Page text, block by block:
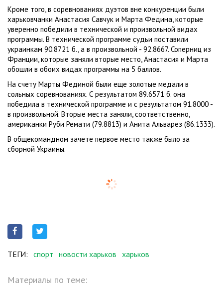
Кроме того, в соревнованиях дуэтов вне конкуренции были
харьковчанки Анастасия Савчук и Марта Федина, которые
уверенно победили в технической и произвольной видах
программы. В технической программе судьи поставили
украинкам 90.8721 б., а в произвольной - 92.8667. Соперниц из
Франции, которые заняли вторые место, Анастасия и Марта
обошли в обоих видах программы на 5 баллов.
На счету Марты Фединой были еще золотые медали в
сольных соревнованиях. С результатом 89.6571 б. она
победила в технической программе и с результатом 91.8000 -
в произвольной. Вторые места заняли, соответственно,
американки Руби Ремати (79.8813) и Анита Альварез (86.1333).
В общекомандном зачете первое место также было за
сборной Украины.
ТЕГИ: спорт новости харьков харьков
Материалы по теме: